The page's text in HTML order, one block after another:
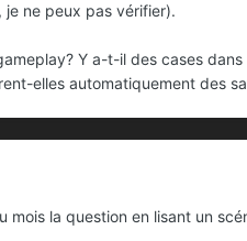
ne peux pas vérifier).
Y a-t-il des cases
elles automatiquement des
mois la question en lisant un